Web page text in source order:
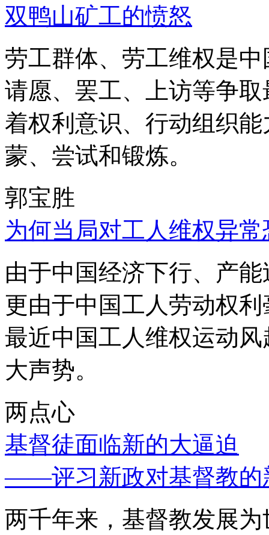
双鸭山矿工的愤怒
劳工群体、劳工维权是
请愿、罢工、上访等争
着权利意识、行动组织
蒙、尝试和锻炼。
郭宝胜
为何当局对工人维权异
由于中国经济下行、产
更由于中国工人劳动权
最近中国工人维权运动
大声势。
两点心
基督徒面临新的大逼迫
——评习新政对基督教的
两千年来，基督教发展